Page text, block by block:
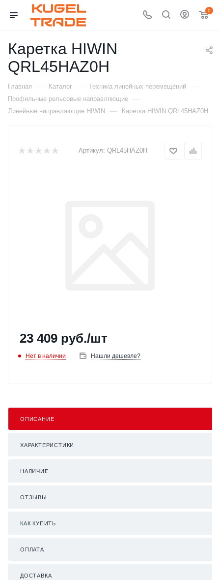
0
Каретка HIWIN
QRL45HAZ0H
Главная — Каталог — Техника линейных перемещений —
Профильные рельсовые направляющие —
Линейные направляющие HIWIN — Каретка HIWIN QRL45HAZ0H
Артикул: QRL45HAZ0H
23 409 руб./шт
Нет в наличии Нашли дешевле?
ОПИСАНИЕ
ХАРАКТЕРИСТИКИ
НАЛИЧИЕ
ОТЗЫВЫ
КАК КУПИТЬ
ОПЛАТА
ДОСТАВКА